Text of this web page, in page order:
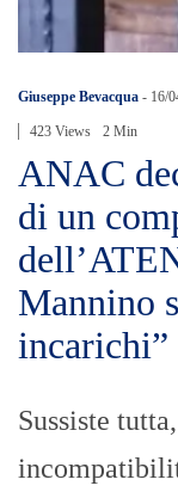
Giuseppe Bevacqua - 16/
423 Views 2 Min
ANAC
di un
Mannino
incarichi”
Sussiste